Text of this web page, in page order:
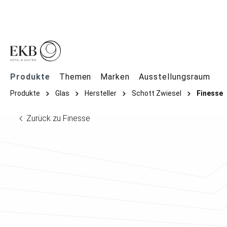
Produkte Themen Marken Ausstellungsraum
Produkte Glas Hersteller Schott Zwiesel Finesse
Zurück zu Finesse